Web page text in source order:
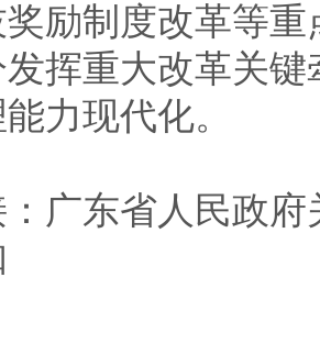
励制度改革等
挥重大改革关
力现代化。
广东省人民政府